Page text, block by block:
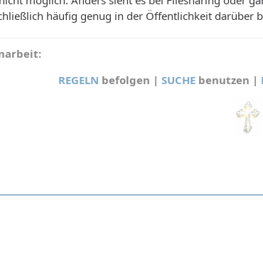
häufig genug in der Öffentlichkeit
REGELN befolgen | SUCHE benutzen |